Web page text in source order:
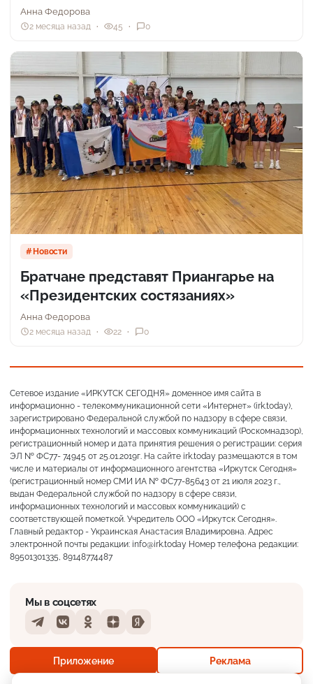
+23° Ощущается как +23
Анна Федорова
2 месяца назад 45 0
Новости
Братчане представят Приангарье на
«Президентских состязаниях»
Анна Федорова
2 месяца назад 22 0
Сетевое издание «ИРКУТСК СЕГОДНЯ» доменное имя сайта в
информационно - телекоммуникационной сети «Интернет» (irk.today),
зарегистрировано Федеральной службой по надзору в сфере связи,
информационных технологий и массовых коммуникаций (Роскомнадзор),
регистрационный номер и дата принятия решения о регистрации: серия
ЭЛ № ФС77- 74945 от 25.01.2019г. На сайте irk.today размещаются в том
числе и материалы от информационного агентства «Иркутск Сегодня»
(регистрационный номер СМИ ИА № ФС77-85643 от 21 июля 2023 г.,
выдан Федеральной службой по надзору в сфере связи,
информационных технологий и массовых коммуникаций) с
соответствующей пометкой. Учредитель ООО «Иркутск Сегодня».
Главный редактор - Украинская Анастасия Владимировна. Адрес
электронной почты редакции: info@irk.today Номер телефона редакции:
89501301335, 89148774487
Мы в соцсетях
TelegramVKontakteOdnoklassniki
DzenYandex
Приложение Реклама